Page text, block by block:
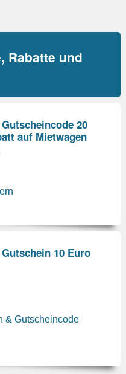
Rabatte und
20
auf Mietwagen
10 Euro
& Gutscheincode